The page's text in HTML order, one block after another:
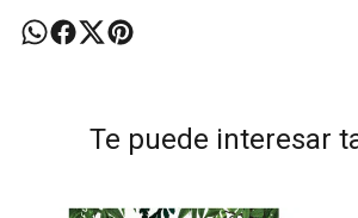
Te puede interesar